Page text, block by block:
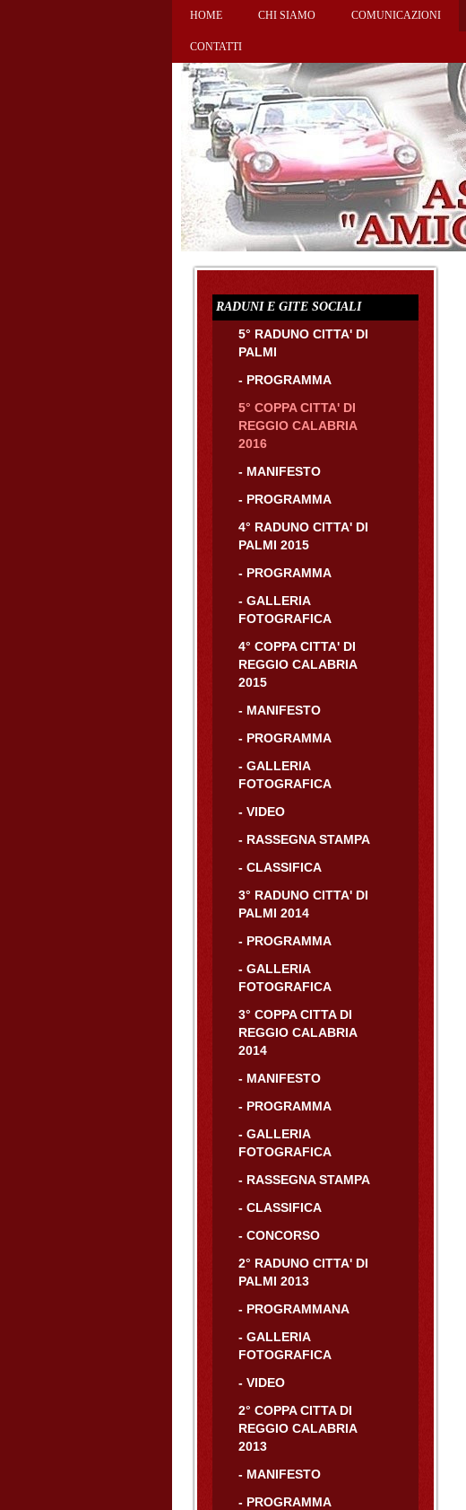
HOME CHI SIAMO COMUNICAZIONI
CONTATTI
RADUNI E GITE SOCIALI
5° RADUNO CITTA' DI
PALMI
- PROGRAMMA
5° COPPA CITTA' DI
REGGIO CALABRIA
2016
- MANIFESTO
- PROGRAMMA
4° RADUNO CITTA' DI
PALMI 2015
- PROGRAMMA
- GALLERIA
FOTOGRAFICA
4° COPPA CITTA' DI
REGGIO CALABRIA
2015
- MANIFESTO
- PROGRAMMA
- GALLERIA
FOTOGRAFICA
- VIDEO
- RASSEGNA STAMPA
- CLASSIFICA
3° RADUNO CITTA' DI
PALMI 2014
- PROGRAMMA
- GALLERIA
FOTOGRAFICA
3° COPPA CITTA DI
REGGIO CALABRIA
2014
- MANIFESTO
- PROGRAMMA
- GALLERIA
FOTOGRAFICA
- RASSEGNA STAMPA
- CLASSIFICA
- CONCORSO
2° RADUNO CITTA' DI
PALMI 2013
- PROGRAMMANA
- GALLERIA
FOTOGRAFICA
- VIDEO
2° COPPA CITTA DI
REGGIO CALABRIA
2013
- MANIFESTO
- PROGRAMMA